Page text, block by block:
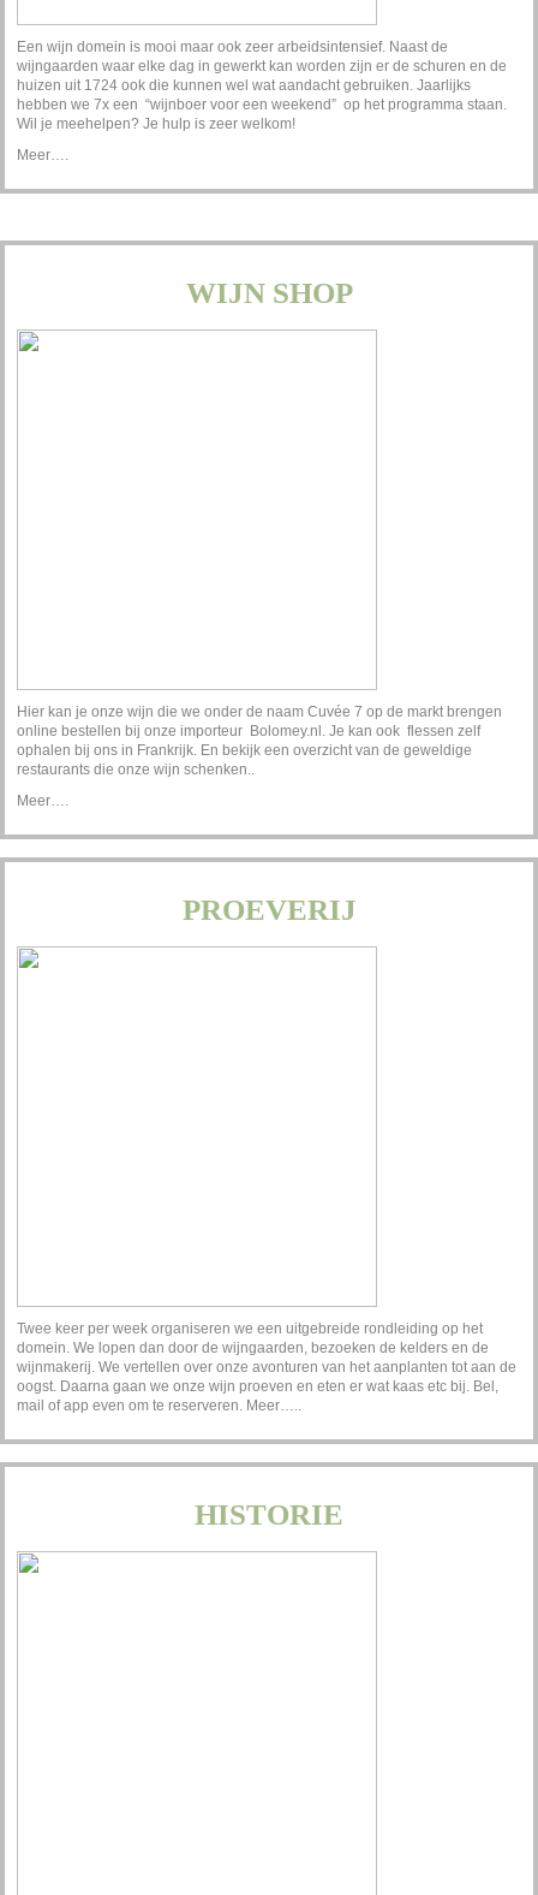
Een wijn domein is mooi maar ook zeer arbeidsintensief. Naast de
wijngaarden waar elke dag in gewerkt kan worden zijn er de schuren en de
huizen uit 1724 ook die kunnen wel wat aandacht gebruiken. Jaarlijks
hebben we 7x een “wijnboer voor een weekend” op het programma staan.
Wil je meehelpen? Je hulp is zeer welkom!
Meer….
WIJN SHOP
Hier kan je onze wijn die we onder de naam Cuvée 7 op de markt brengen
online bestellen bij onze importeur Bolomey.nl. Je kan ook flessen zelf
ophalen bij ons in Frankrijk. En bekijk een overzicht van de geweldige
restaurants die onze wijn schenken..
Meer….
PROEVERIJ
Twee keer per week organiseren we een uitgebreide rondleiding op het
domein. We lopen dan door de wijngaarden, bezoeken de kelders en de
wijnmakerij. We vertellen over onze avonturen van het aanplanten tot aan de
oogst. Daarna gaan we onze wijn proeven en eten er wat kaas etc bij. Bel,
mail of app even om te reserveren. Meer…..
HISTORIE